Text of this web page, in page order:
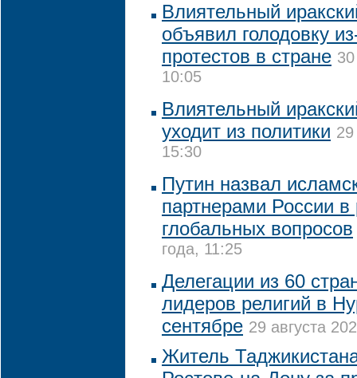
Влиятельный
объявил голодовку
протестов в стране
10:05
Влиятельный
уходит из политики 29
15:30
Путин назвал
партнерами России
глобальных вопросов
года, 11:25
Делегации из 60
лидеров религий в
сентябре 29 августа
Житель